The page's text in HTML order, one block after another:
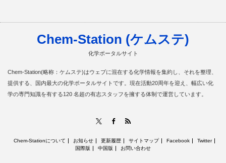
Chem-Station (ケムステ)
化学ポータルサイト
Chem-Station(略称：ケムステ)はウェブに混在する化学情報を集約し、それを整理、
提供する、国内最大の化学ポータルサイトです。現在活動20周年を迎え、幅広い化
学の専門知識を有する120 名超の有志スタッフを擁する体制で運営しています。
Facebook
Chem-Stationについて お知らせ 更新履歴 サイトマップ Facebook
Twitter
国際版
中国版 お問い合わせ